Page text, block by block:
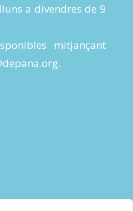
a divendres de 9
mitjançant
.